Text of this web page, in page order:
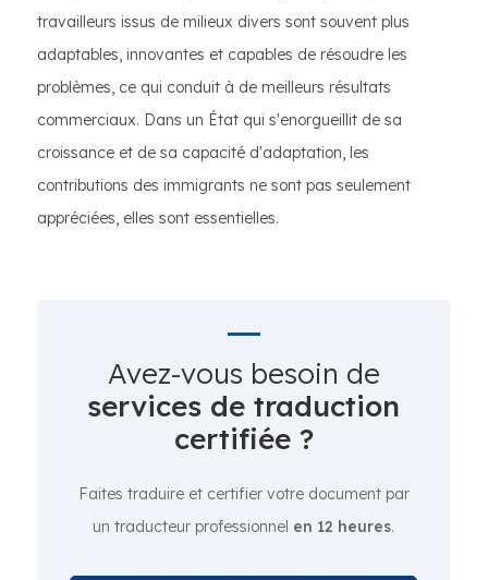
travailleurs issus de milieux divers sont souvent plus
adaptables, innovantes et capables de résoudre les
problèmes, ce qui conduit à de meilleurs résultats
commerciaux. Dans un État qui s'enorgueillit de sa
croissance et de sa capacité d'adaptation, les
contributions des immigrants ne sont pas seulement
appréciées, elles sont essentielles.
Avez-vous besoin de
services de traduction
certifiée ?
Faites traduire et certifier votre document par
un traducteur professionnel en 12 heures.